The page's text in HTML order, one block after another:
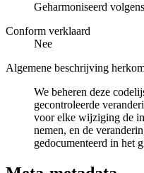
Geharmoniseerd
Conform verklaard
Nee
Algemene beschrijving
We beheren deze
gecontroleerde
voor elke wijziging de
nemen, en de
gedocumenteerd in het